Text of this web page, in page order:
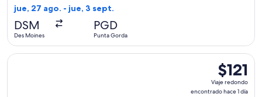
jue, 27 ago. - jue, 3 sept.
DSM
Des Moines
PGD
Punta Gorda
$121
Viaje
redondo,
$121
Viaje redondo
encontrado hace 1 día
Seleccionar vuelo de Allegiant Air, con salida el dom, 20